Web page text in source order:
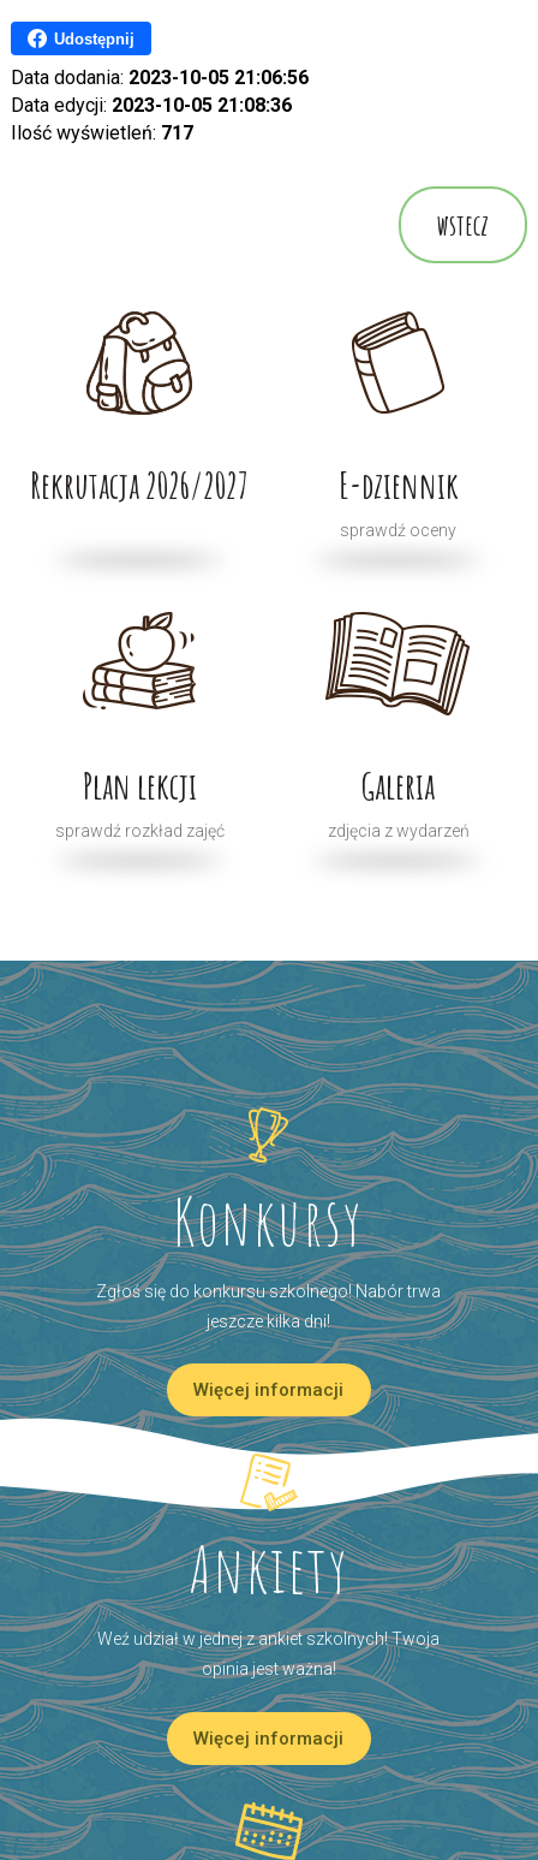
Udostępnij
Data dodania: 2023-10-05 21:06:56
Data edycji: 2023-10-05 21:08:36
Ilość wyświetleń: 717
wstecz
Rekrutacja 2026/2027 E-dziennik
sprawdź oceny
Plan lekcji
sprawdź rozkład zajęć
Galeria
zdjęcia z wydarzeń
Konkursy
Zgłoś się do konkursu szkolnego! Nabór trwa
jeszcze kilka dni!
Więcej informacji
Ankiety
Weź udział w jednej z ankiet szkolnych! Twoja
opinia jest ważna!
Więcej informacji